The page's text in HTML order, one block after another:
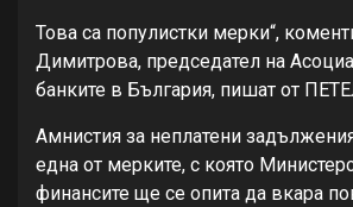
Това са популистки мерки“,
Димитрова, председател на
банките в България, пишат от
Амнистия за неплатени
една от мерките, с която
финансите ще се опита да вкара